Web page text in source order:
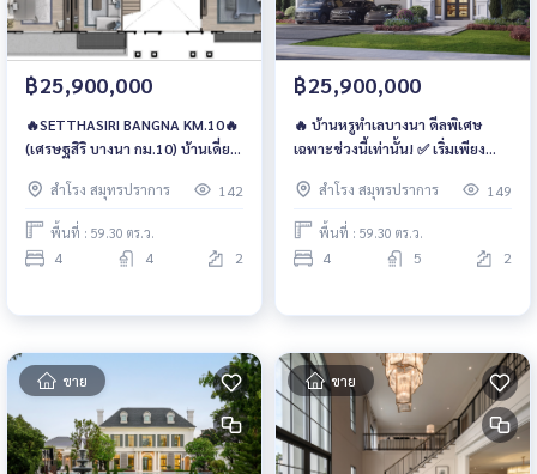
฿25,900,000
🔥SETTHASIRI BANGNA KM.10🔥
(เศรษฐสิริ บางนา กม.10) บ้านเดี่ยว
ทำเลศักยภาพ “บางนา”
สำโรง สมุทรปราการ 142
พื้นที่ : 59.30 ตร.ว.
4 4 2
฿25,900,000
🔥 บ้านหรูทำเลบางนา ดีลพิเศษ
เฉพาะช่วงนี้เท่านั้น! ✅ เริ่มเพียง
📍 SETTHASIRI Bangna KM.10
สำโรง สมุทรปราการ 149
พื้นที่ : 59.30 ตร.ว.
4 5 2
ขาย ขาย